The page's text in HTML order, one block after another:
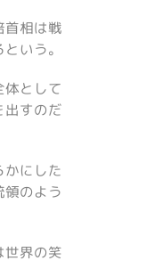
首相は戦
いう。
として
出すのだ
かにした
のよう
世界の笑